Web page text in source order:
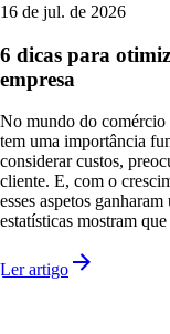
16 de jul. de 2026
6 dicas para
empresa
No mundo do comércio
tem uma importância
considerar custos,
cliente. E, com o
esses aspetos
estatísticas mostram
Ler artigo